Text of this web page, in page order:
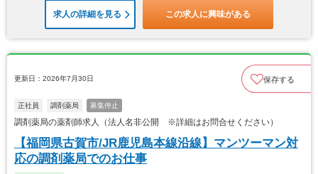
求人の詳細を見る この求人に興味がある
更新日：2026年7月30日 保存する
正社員 調剤薬局 募集停止
調剤薬局の薬剤師求人（法人名非公開 ※詳細はお問合せください）
【福岡県古賀市/JR鹿児島本線沿線】マンツーマン対
応の調剤薬局でのお仕事